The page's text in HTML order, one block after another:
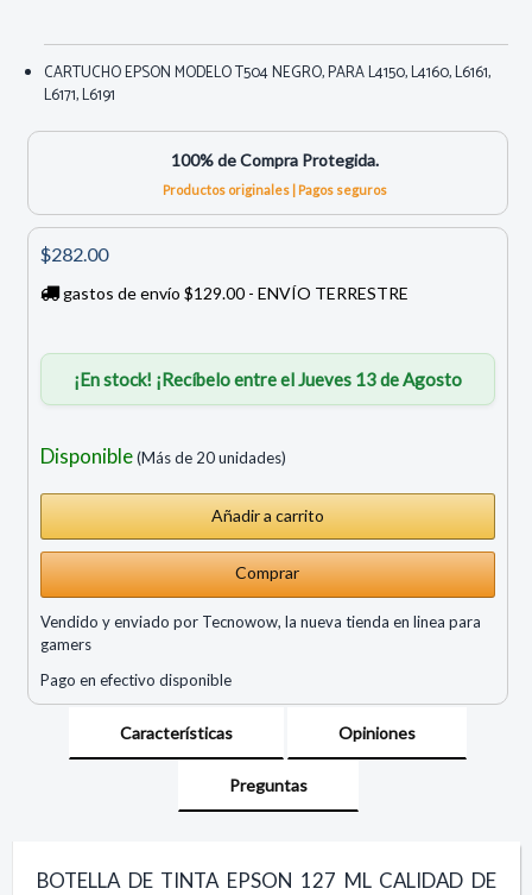
CARTUCHO EPSON MODELO T504 NEGRO, PARA L4150, L4160, L6161,
L6171, L6191
100% de Compra Protegida.
Productos originales | Pagos seguros
$282.00
gastos de envío $129.00 - ENVÍO TERRESTRE
¡En stock! ¡Recíbelo entre el Jueves 13 de Agosto
Disponible(Más de 20 unidades)
Comprar
Vendido y enviado por Tecnowow, la nueva tienda en linea para
gamers
Pago en efectivo disponible
Características Opiniones
Preguntas
BOTELLA DE TINTA EPSON 127 ML CALIDAD DE